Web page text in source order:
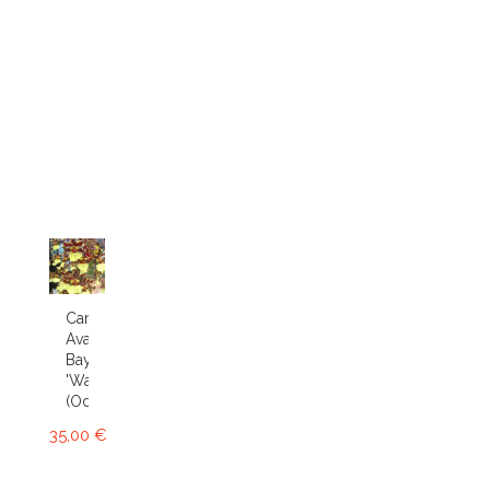
Cambria
Avalon
Bay
'Wasp'
(Odcdm.)
35,00 €